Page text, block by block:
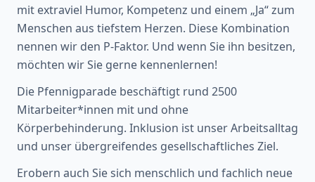
mit extraviel Humor, Kompetenz und einem „Ja“ zum
Menschen aus tiefstem Herzen. Diese Kombination
nennen wir den P-Faktor. Und wenn Sie ihn besitzen,
möchten wir Sie gerne kennenlernen!
Die Pfennigparade beschäftigt rund 2500
Mitarbeiter*innen mit und ohne
Körperbehinderung. Inklusion ist unser Arbeitsalltag
und unser übergreifendes gesellschaftliches Ziel.
Erobern auch Sie sich menschlich und fachlich neue